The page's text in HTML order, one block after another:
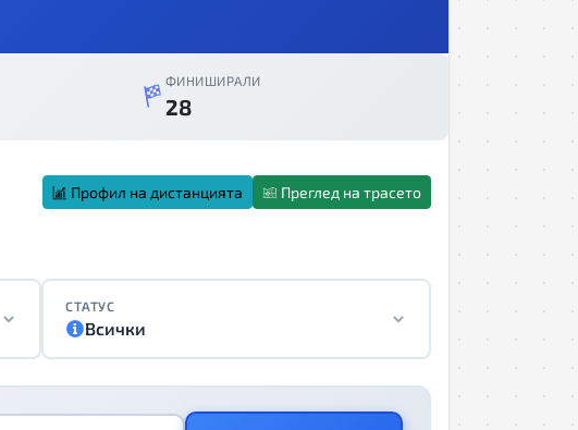
ФИНИШИРАЛИ
28
Преглед на трасето
Профил на дистанцията
СТАТУС
Всички